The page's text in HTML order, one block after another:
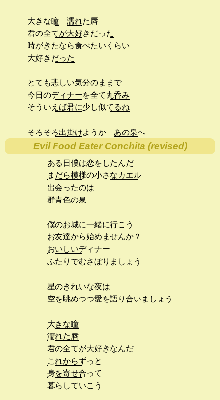
大きな瞳
濡れた唇
君の全てが大好きだった
時がきたなら食べたいくらい
大好きだった
とても悲しい気分のままで
今日のディナーを全て丸呑み
そういえば君に少し似てるね
そろそろ出掛けようか あの泉へ
Evil Food Eater Conchita (revised)
ある日僕は恋をしたんだ
まだら模様の小さなカエル
出会ったのは
群青色の泉
僕のお城に一緒に行こう
お友達から始めませんか？
おいしいディナー
ふたりでむさぼりましょう
星のきれいな夜は
空を眺めつつ愛を語り合いましょう
大きな瞳
濡れた唇
君の全てが大好きなんだ
これからずっと
身を寄せ合って
暮らしていこう